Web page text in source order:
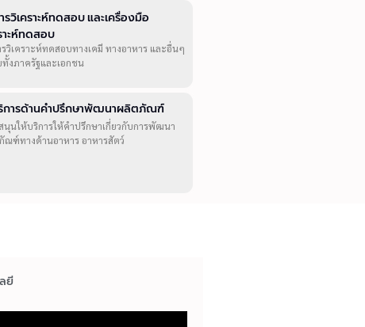
รวิเคราะห์ทดสอบ และเครื่องมือ
าะห์ทดสอบ
วิเคราะห์ทดสอบทางเคมี ทางอาหาร และอื่นๆ
งภาครัฐและเอกชน
การด้านคำปรึกษาพัฒนาผลิตภัณฑ์
นุนให้บริการให้คำปรึกษาเกี่ยวกับการพัฒนา
ณฑ์ทางด้านอาหาร อาหารสัตว์
ยี